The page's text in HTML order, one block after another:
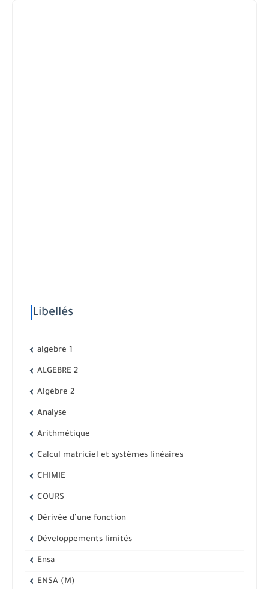
Libellés
algebre 1
ALGEBRE 2
Algèbre 2
Analyse
Arithmétique
Calcul matriciel et systèmes linéaires
CHIMIE
COURS
Dérivée d’une fonction
Développements limités
Ensa
ENSA (M)